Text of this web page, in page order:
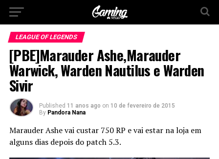
LEAGUE OF LEGENDS
[PBE]Marauder Ashe,Marauder
Warwick, Warden Nautilus e Warden
Sivir
Published 11 anos ago on 10 de fevereiro de 2015
By Pandora Nana
Marauder Ashe vai custar 750 RP e vai estar na loja em
alguns dias depois do patch 5.3.